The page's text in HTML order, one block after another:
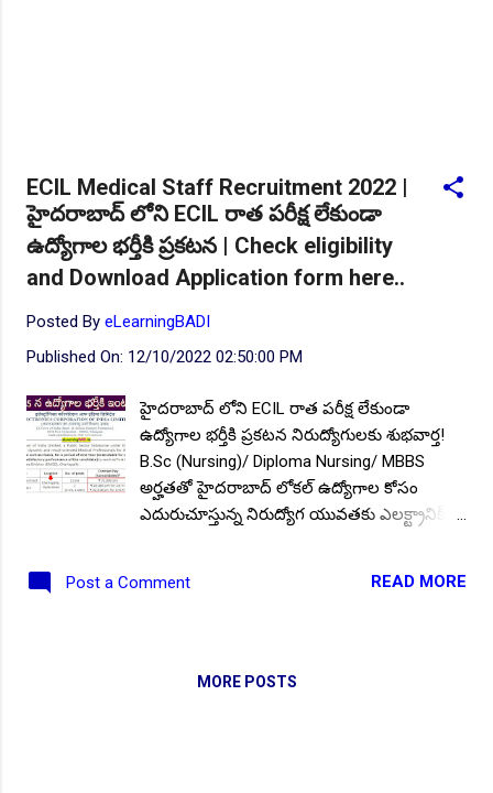
ECIL Medical Staff Recruitment 2022 |
హైదరాబాద్ లోని ECIL రాత పరీక్ష లేకుండా
ఉద్యోగాల భర్తీకి ప్రకటన | Check eligibility
and Download Application form here..
Posted By eLearningBADI
Published On: 12/10/2022 02:50:00 PM
హైదరాబాద్ లోని ECIL రాత పరీక్ష లేకుండా
ఉద్యోగాల భర్తీకి ప్రకటన నిరుద్యోగులకు శుభవార్త!
B.Sc (Nursing)/ Diploma Nursing/ MBBS
అర్హతతో హైదరాబాద్ లోకల్ ఉద్యోగాల కోసం
ఎదురుచూస్తున్న నిరుద్యోగ యువతకు ఎలక్ట్రానిక్
పరీక్ష లేకుండా! రూ.20,480/- నుండి రూ.72,000/-
ఆహ్వానిస్తూ నోటిఫికేషన్ విడుదల చేసింది.. ఆసక్తి
Post a Comment READ MORE
MORE POSTS